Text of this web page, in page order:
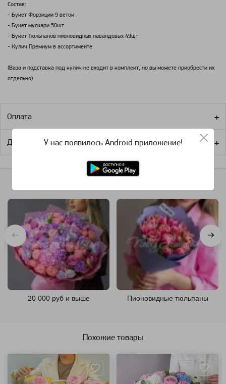
Состав:
- Букет Форзиции 9 веток
- Букет мускари 50шт
- Букет Тюльпанов пионовидных лавандовых 49шт
- Кулич Премиум в ассортименте
(Ваза и подставка под кулич не входит в комплект, но вы можете приобрести их
отдельно)
Оплата
Доставка
20 000 руб и выше Пионовидные тюльпаны
Похожие товары
У нас появилось Android приложение!